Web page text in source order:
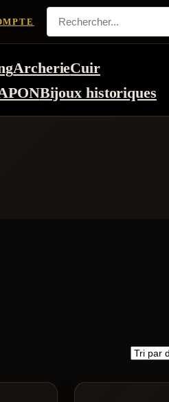
ArcherieCuir
Bijoux historiques